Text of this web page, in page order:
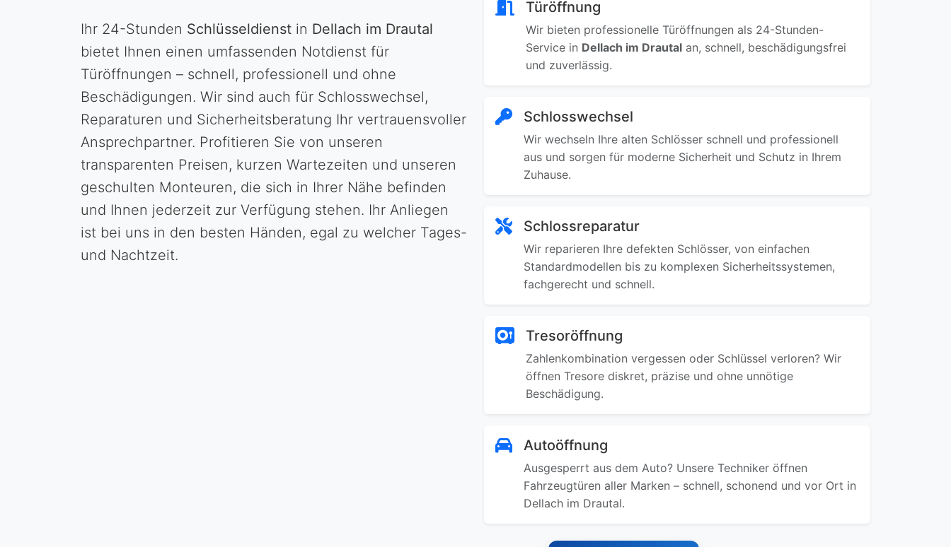
Ihr 24-Stunden Schlüsseldienst in Dellach im Drautal
bietet Ihnen einen umfassenden Notdienst für
Türöffnungen – schnell, professionell und ohne
Beschädigungen. Wir sind auch für Schlosswechsel,
Reparaturen und Sicherheitsberatung Ihr vertrauensvoller
Ansprechpartner. Profitieren Sie von unseren
transparenten Preisen, kurzen Wartezeiten und unseren
geschulten Monteuren, die sich in Ihrer Nähe befinden
und Ihnen jederzeit zur Verfügung stehen. Ihr Anliegen
ist bei uns in den besten Händen, egal zu welcher Tages-
und Nachtzeit.
Türöffnung
Wir bieten professionelle Türöffnungen als 24-Stunden-
Service in Dellach im Drautal an, schnell, beschädigungsfrei
und zuverlässig.
Schlosswechsel
Wir wechseln Ihre alten Schlösser schnell und professionell
aus und sorgen für moderne Sicherheit und Schutz in Ihrem
Zuhause.
Schlossreparatur
Wir reparieren Ihre defekten Schlösser, von einfachen
Standardmodellen bis zu komplexen Sicherheitssystemen,
fachgerecht und schnell.
Tresoröffnung
Zahlenkombination vergessen oder Schlüssel verloren? Wir
öffnen Tresore diskret, präzise und ohne unnötige
Beschädigung.
Autoöffnung
Ausgesperrt aus dem Auto? Unsere Techniker öffnen
Fahrzeugtüren aller Marken – schnell, schonend und vor Ort in
Dellach im Drautal.